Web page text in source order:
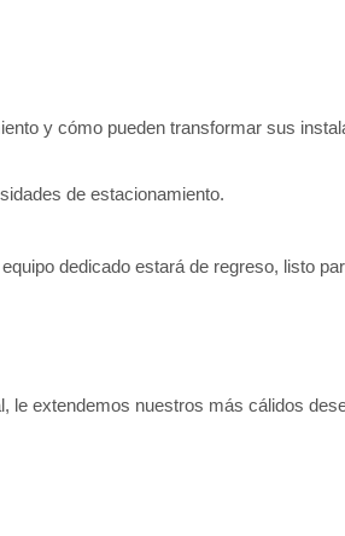
y cómo pueden transformar sus
de estacionamiento.
dedicado estará de regreso, listo
extendemos nuestros más cálidos